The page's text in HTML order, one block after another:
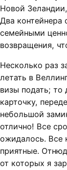
Новой
Два контейнера
семейными
возвращения,
Несколько раз
летать в
визы подать; то
карточку,
небольшой
отлично! Все
ожидалось. Все
приятные.
от которых я